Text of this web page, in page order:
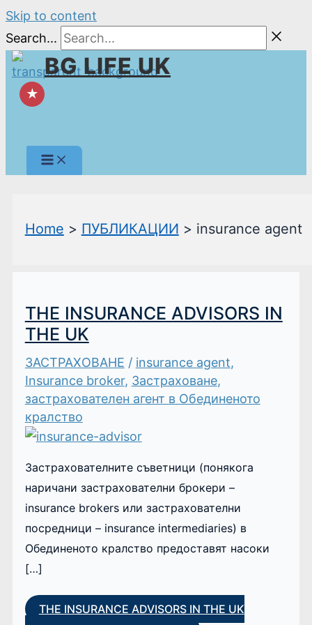
Skip to content
Search...
BG LIFE UK
★
Home ПУБЛИКАЦИИ insurance agent
THE INSURANCE ADVISORS IN
THE UK
ЗАСТРАХОВАНЕ / insurance agent,
Insurance broker, Застраховане,
застрахователен агент в Обединеното
кралство
Застрахователните съветници (понякога
наричани застрахователни брокери –
insurance brokers или застрахователни
посредници – insurance intermediaries) в
Обединеното кралство предоставят насоки
[…]
THE INSURANCE ADVISORS IN THE UK